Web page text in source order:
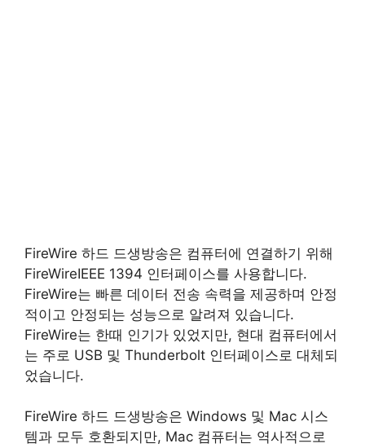
FireWire 하드 드생방송은 컴퓨터에 연결하기 위해
FireWireIEEE 1394 인터페이스를 사용합니다.
FireWire는 빠른 데이터 전송 속력을 제공하며 안정
적이고 안정되는 성능으로 알려져 있습니다.
FireWire는 한때 인기가 있었지만, 현대 컴퓨터에서
는 주로 USB 및 Thunderbolt 인터페이스로 대체되
었습니다.
FireWire 하드 드생방송은 Windows 및 Mac 시스
템과 모두 호환되지만, Mac 컴퓨터는 역사적으로